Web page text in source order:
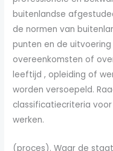
buitenlandse
de normen van
punten en de
overeenkomsten of
leeftijd , opleiding of
worden versoepeld.
classificatiecriteria
werken.
(proces). Waar de